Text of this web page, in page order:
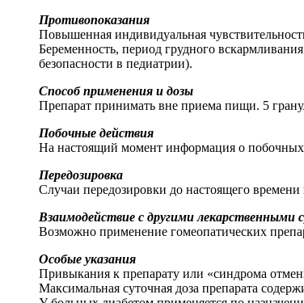
Противопоказания
Повышенная индивидуальная
Беременность, период грудного
безопасности в педиатрии).
Способ применения и дозы
Препарат принимать вне приема пищи. 5
Побочные действия
На настоящий момент информация о побочных
Передозировка
Случаи передозировки до настоящего
Взаимодействие с другими лекарственными
Возможно применение гомеопатических
Особые указания
Привыкания к препарату или «синдрома
Максимальная суточная доза препарата